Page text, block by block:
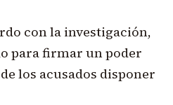
con la investigación,
para firmar un poder
los acusados disponer